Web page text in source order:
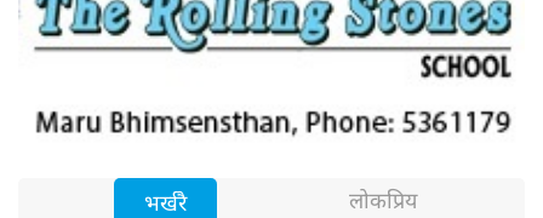
भर्खरै लोकप्रिय